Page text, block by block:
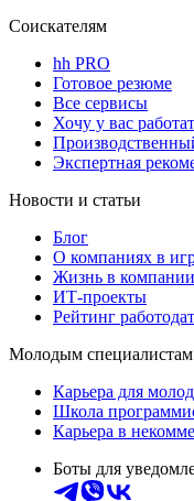
Соискателям
hh PRO
Готовое резюме
Все сервисы
Хочу у вас
Экспертная
Новости и статьи
Блог
О компаниях в
Жизнь в компании
ИТ-проекты
Рейтинг
Молодым специалистам
Карьера для
Школа
Карьера в
Боты для